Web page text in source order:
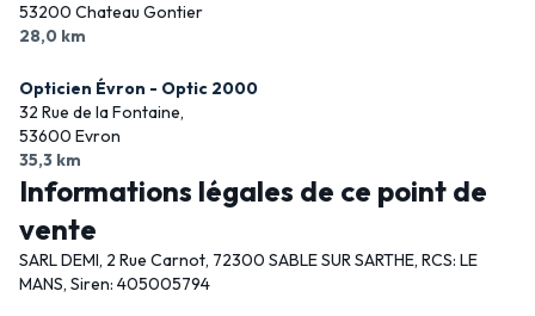
53200 Chateau Gontier
28,0 km
Opticien Évron - Optic 2000
32 Rue de la Fontaine,
53600 Evron
35,3 km
Informations légales de ce point de
vente
SARL DEMI, 2 Rue Carnot, 72300 SABLE SUR SARTHE, RCS: LE
MANS, Siren: 405005794